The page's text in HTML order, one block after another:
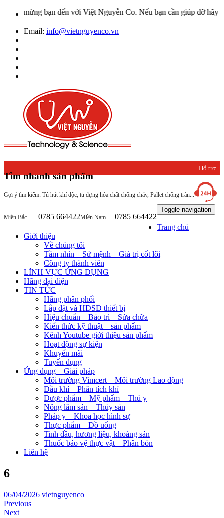
mừng bạn đến với Việt Nguyễn Co. Nếu bạn cần giúp đỡ hãy liên
Email: info@vietnguyenco.vn
Tìm nhanh sản phẩm
Gợi ý tìm kiếm: Tủ hút khí độc, tủ đựng hóa chất chống cháy, Pallet chống tràn...
Hỗ trợ
khách
hàng
Miền Bắc 0785 664422Miền Nam 0785 664422
Toggle navigation
Trang chủ
Giới thiệu
Về chúng tôi
Tầm nhìn – Sứ mệnh – Giá trị cốt lõi
Công ty thành viên
LĨNH VỰC ỨNG DỤNG
Hãng đại diện
TIN TỨC
Hãng phân phối
Lắp đặt và HDSD thiết bị
Hiệu chuẩn – Bảo trì – Sửa chữa
Kiến thức kỹ thuật – sản phẩm
Kênh Youtube giới thiệu sản phẩm
Hoạt động sự kiện
Khuyến mãi
Tuyển dụng
Ứng dụng – Giải pháp
Môi trường Vimcert – Môi trường Lao động
Dầu khí – Phân tích khí
Dược phẩm – Mỹ phẩm – Thú y
Nông lâm sản – Thủy sản
Pháp y – Khoa học hình sự
Thực phẩm – Đồ uống
Tinh dầu, hương liệu, khoáng sản
Thuốc bảo vệ thực vật – Phân bón
Liên hệ
6
06/04/2026 vietnguyenco
Previous
Next